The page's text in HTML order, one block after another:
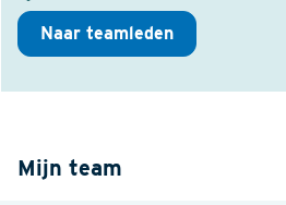
Naar teamleden
Mijn team